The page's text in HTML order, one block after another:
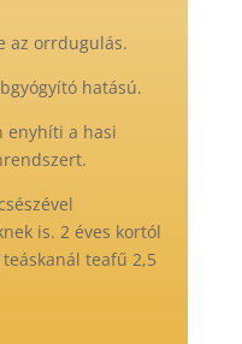
az orrdugulás.
hatású.
enyhíti a hasi
is. 2 éves kortól
teafű 2,5